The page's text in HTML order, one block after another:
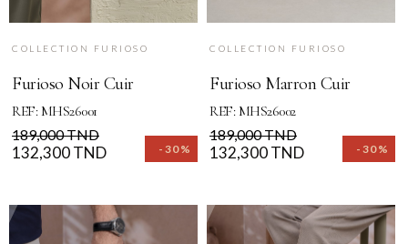
COLLECTION FURIOSO
Furioso Noir Cuir
REF: MHS26001
-30%
Prix
de
189,000 TNDPrix
132,300 TND
COLLECTION FURIOSO
Furioso Marron Cuir
REF: MHS26002
-30%
Prix
de
189,000 TNDPrix
132,300 TND